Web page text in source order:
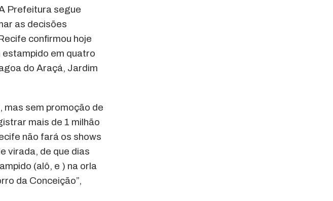
Prefeitura segue
as decisões
confirmou hoje
em quatro
do Araçá, Jardim
mas sem promoção de
mais de 1 milhão
não fará os shows
virada, de que dias
(alô, e ) na orla
da Conceição”,